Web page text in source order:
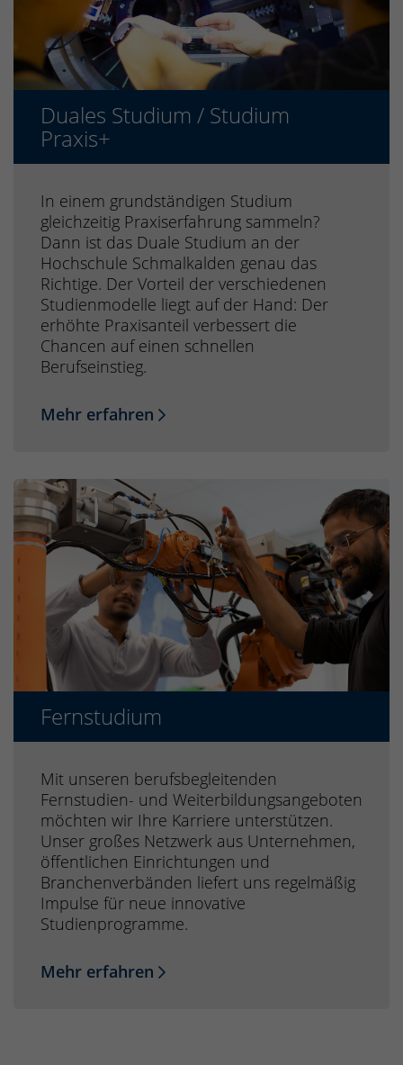
Duales Studium / Studium
Praxis+
In einem grundständigen Studium
gleichzeitig Praxiserfahrung sammeln?
Dann ist das Duale Studium an der
Hochschule Schmalkalden genau das
Richtige. Der Vorteil der verschiedenen
Studienmodelle liegt auf der Hand: Der
erhöhte Praxisanteil verbessert die
Chancen auf einen schnellen
Berufseinstieg.
Mehr erfahren
Fernstudium
Mit unseren berufsbegleitenden
Fernstudien- und Weiterbildungsangeboten
möchten wir Ihre Karriere unterstützen.
Unser großes Netzwerk aus Unternehmen,
öffentlichen Einrichtungen und
Branchenverbänden liefert uns regelmäßig
Impulse für neue innovative
Studienprogramme.
Mehr erfahren